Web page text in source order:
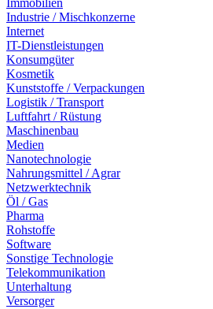
Immobilien
Industrie / Mischkonzerne
Internet
IT-Dienstleistungen
Konsumgüter
Kosmetik
Kunststoffe / Verpackungen
Logistik / Transport
Luftfahrt / Rüstung
Maschinenbau
Medien
Nanotechnologie
Nahrungsmittel / Agrar
Netzwerktechnik
Öl / Gas
Pharma
Rohstoffe
Software
Sonstige Technologie
Telekommunikation
Unterhaltung
Versorger